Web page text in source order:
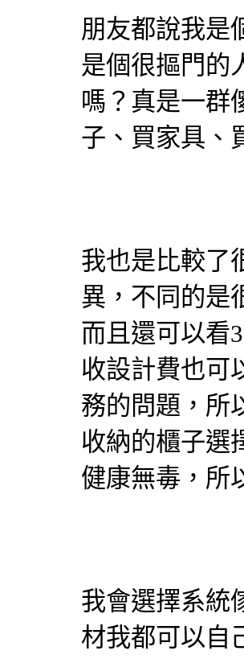
朋友都說我是
是個很摳門的
嗎？真是一群
子、買家具、
我也是比較了
異，不同的是
而且還可以看
收設計費也可
務的問題，所
收納的櫃子選
健康無毒，所
我會選擇系統
材我都可以自